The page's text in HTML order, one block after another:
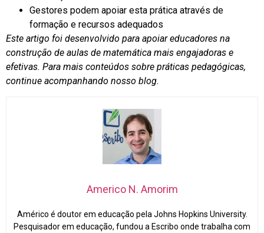
Gestores podem apoiar esta prática através de
formação e recursos adequados
Este artigo foi desenvolvido para apoiar educadores na
construção de aulas de matemática mais engajadoras e
efetivas. Para mais conteúdos sobre práticas pedagógicas,
continue acompanhando nosso blog.
Americo N. Amorim
Américo é doutor em educação pela Johns Hopkins University.
Pesquisador em educação, fundou a Escribo onde trabalha com